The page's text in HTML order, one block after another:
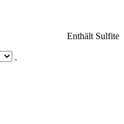
Enthält Sulfite